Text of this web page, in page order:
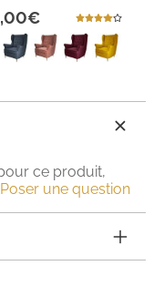
ce produit,
Poser une question